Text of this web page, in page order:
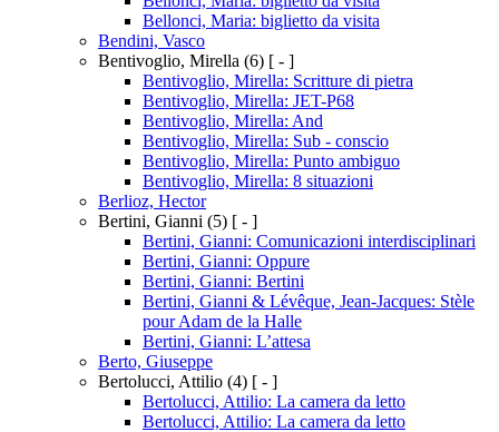
Bellonci, Maria: biglietto da visita
Bendini, Vasco
Bentivoglio, Mirella (6) [ - ]
Bentivoglio, Mirella: Scritture di pietra
Bentivoglio, Mirella: JET-P68
Bentivoglio, Mirella: And
Bentivoglio, Mirella: Sub - conscio
Bentivoglio, Mirella: Punto ambiguo
Bentivoglio, Mirella: 8 situazioni
Berlioz, Hector
Bertini, Gianni (5) [ - ]
Bertini, Gianni: Comunicazioni interdisciplinari
Bertini, Gianni: Oppure
Bertini, Gianni: Bertini
Bertini, Gianni & Lévêque, Jean-Jacques: Stèle
pour Adam de la Halle
Bertini, Gianni: L’attesa
Berto, Giuseppe
Bertolucci, Attilio (4) [ - ]
Bertolucci, Attilio: La camera da letto
Bertolucci, Attilio: La camera da letto